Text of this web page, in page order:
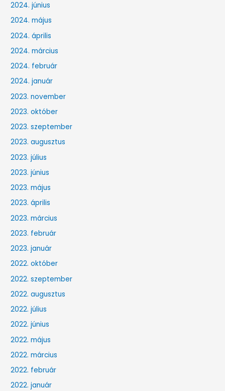
2024. június
2024. május
2024. április
2024. március
2024. február
2024. január
2023. november
2023. október
2023. szeptember
2023. augusztus
2023. július
2023. június
2023. május
2023. április
2023. március
2023. február
2023. január
2022. október
2022. szeptember
2022. augusztus
2022. július
2022. június
2022. május
2022. március
2022. február
2022. január